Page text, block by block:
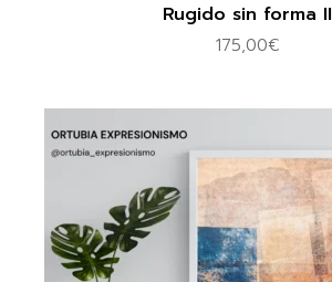
Rugido sin forma II
175,00€